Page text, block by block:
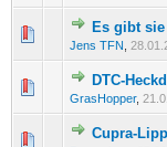
Es gibt
Jens TFN
0
DTC-
GrasHopper,
0
Cupra-
0